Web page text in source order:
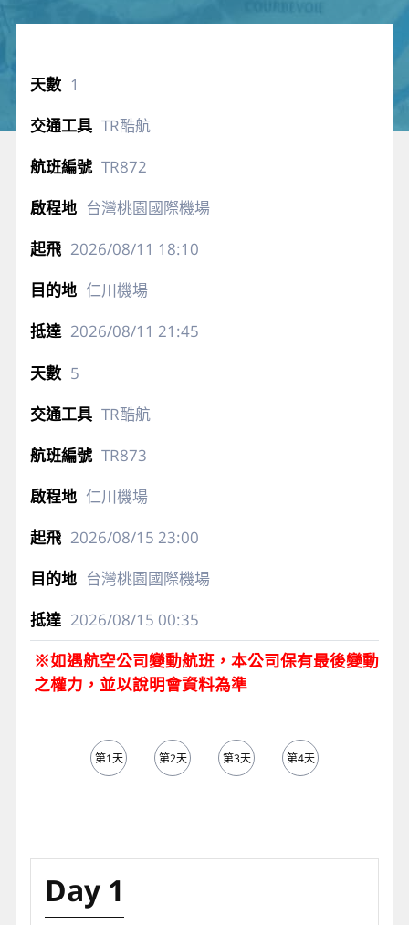
1
TR酷航
TR872
台灣桃園國際機場
2026/08/11 18:10
仁川機場
2026/08/11 21:45
5
TR酷航
TR873
仁川機場
2026/08/15 23:00
台灣桃園國際機場
2026/08/15 00:35
※如遇航空公司變動航班，本公司保有最後變動
之權力，並以說明會資料為準
第1天 第2天 第3天 第4天
Day 1